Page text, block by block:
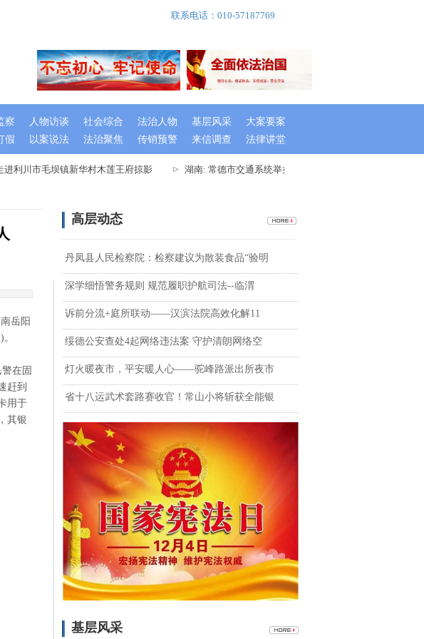
利川市毛坝镇新华村木莲王府掠影 湖南: 常德市交通系统举办出租车驾驶员创文专题培训班
假 以案说法 法治聚焦 传销预警 来信调查 法律讲堂
联系电话：010-57187769
察 人物访谈 社会综合 法治人物 基层风采 大案要案
高层动态
岳阳
在固
赶到
用于
其银
丹凤县人民检察院：检察建议为散装食品“验明
深学细悟警务规则 规范履职护航司法--临渭
诉前分流+庭所联动——汉滨法院高效化解11
绥德公安查处4起网络违法案 守护清朗网络空
灯火暖夜市，平安暖人心——驼峰路派出所夜市
省十八运武术套路赛收官！常山小将斩获全能银
基层风采